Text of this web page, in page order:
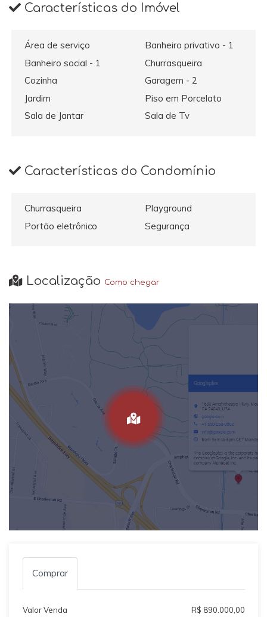
Características do Imóvel
Área de serviço
Banheiro privativo - 1
Banheiro social - 1
Churrasqueira
Cozinha
Garagem - 2
Jardim
Piso em Porcelato
Sala de Jantar
Sala de Tv
Características do Condomínio
Churrasqueira
Playground
Portão eletrônico
Segurança
Localização Como chegar
Comprar
Valor Venda R$ 890.000,00